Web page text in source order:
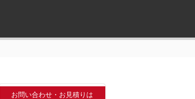
お問い合わせ・お見積りは